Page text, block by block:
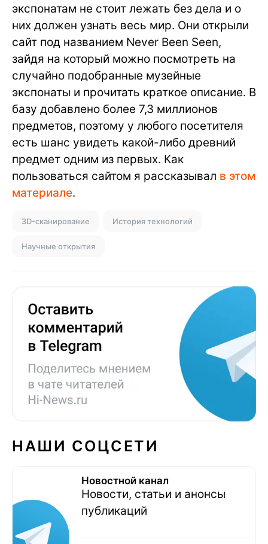
экспонатам не стоит лежать без дела и о
них должен узнать весь мир. Они открыли
сайт под названием Never Been Seen,
зайдя на который можно посмотреть на
случайно подобранные музейные
экспонаты и прочитать краткое описание. В
базу добавлено более 7,3 миллионов
предметов, поэтому у любого посетителя
есть шанс увидеть какой-либо древний
предмет одним из первых. Как
пользоваться сайтом я рассказывал в этом
материале.
3D-сканирование История технологий
Научные открытия
НАШИ СОЦСЕТИ
Новостной канал
Новости, статьи и анонсы
публикаций